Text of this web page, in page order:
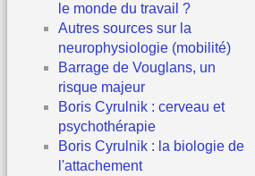
le monde du travail ?
Autres sources sur la
neurophysiologie (mobilité)
Barrage de Vouglans, un
risque majeur
Boris Cyrulnik : cerveau et
psychothérapie
Boris Cyrulnik : la biologie de
l'attachement